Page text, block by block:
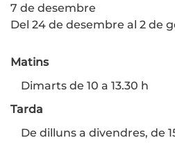
7 de desembre
Del 24 de desembre al 2 de
Matins
Dimarts de 10 a 13.30 h
Tarda
De dilluns a divendres, de